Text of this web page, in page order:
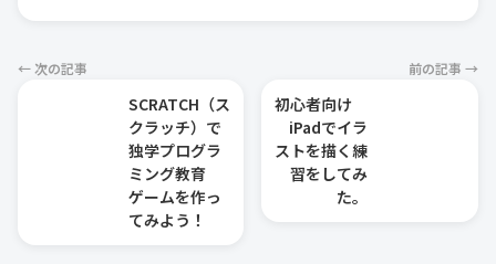
← 次の記事
SCRATCH（ス
クラッチ）で
独学プログラ
ミング教育
ゲームを作っ
てみよう！
前の記事 →
初心者向け
iPadでイラ
ストを描く練
習をしてみ
た。